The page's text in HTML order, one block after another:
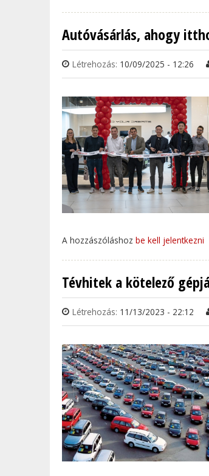
Autóvásárlás, ahogy
Létrehozás: 10/09/2025 - 12:26
A hozzászóláshoz be kell jelentkezni
Tévhitek a kötelező
Létrehozás: 11/13/2023 - 22:12